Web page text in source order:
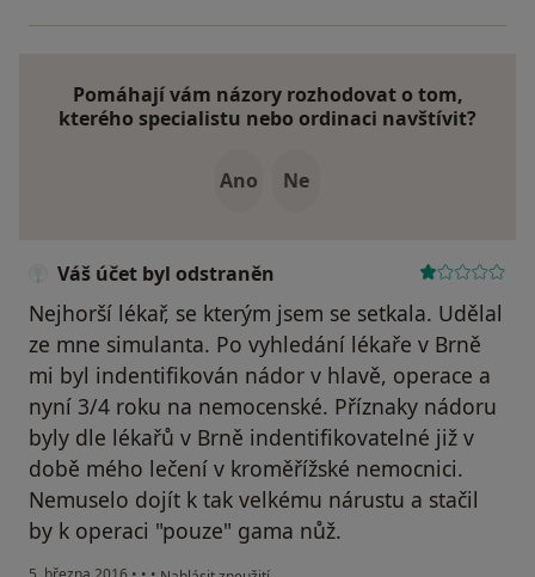
Pomáhají vám názory rozhodovat o tom,
kterého specialistu nebo ordinaci navštívit?
Ano Ne
Váš účet byl odstraněn
Nejhorší lékař, se kterým jsem se setkala. Udělal
ze mne simulanta. Po vyhledání lékaře v Brně
mi byl indentifikován nádor v hlavě, operace a
nyní 3/4 roku na nemocenské. Příznaky nádoru
byly dle lékařů v Brně indentifikovatelné již v
době mého lečení v kroměřížské nemocnici.
Nemuselo dojít k tak velkému nárustu a stačil
by k operaci "pouze" gama nůž.
podle názoru uživatele Váš účet byl odstraněn